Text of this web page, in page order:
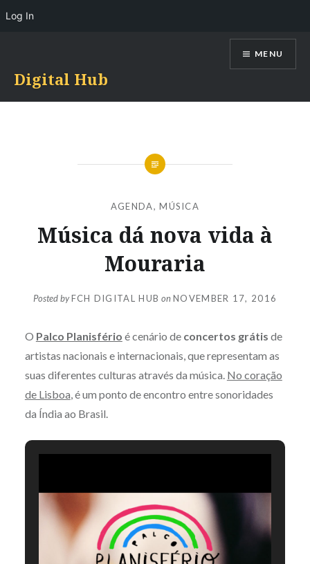
content
Digital Hub
MENU
AGENDA,MÚSICA
Música dá nova vida à
Mouraria
Posted byFCH DIGITAL HUB onNOVEMBER 17, 2016
O Palco Planisfério é cenário de concertos grátis de
artistas nacionais e internacionais, que representam as
suas diferentes culturas através da música. No coração
de Lisboa , é um ponto de encontro entre sonoridades
da Índia ao Brasil.
Log In